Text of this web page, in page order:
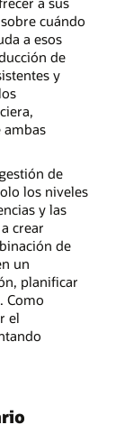
cuándo
a esos
de
y
de
los niveles
y las
crear
de
un
planificar
Como
el